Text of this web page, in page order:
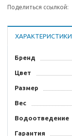
Поделиться ссылкой:
ХАРАКТЕРИСТИКИ
Бренд
Цвет
Размер
Вес
Водоотведение
Гарантия